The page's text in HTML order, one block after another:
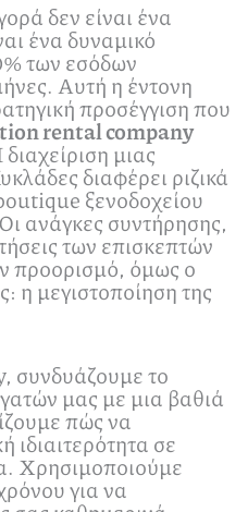
δεν είναι ένα
ένα δυναμικό
των εσόδων
Αυτή η έντονη
προσέγγιση που
rental company
μιας
διαφέρει ριζικά
ξενοδοχείου
ανάγκες συντήρησης,
των επισκεπτών
προορισμό, όμως ο
η μεγιστοποίηση της
το
μας με μια βαθιά
πώς να
ιδιαιτερότητα σε
Χρησιμοποιούμε
για να